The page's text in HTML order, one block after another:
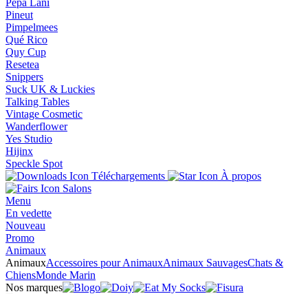
Pineut
Pimpelmees
Qué Rico
Quy Cup
Resetea
Snippers
Suck UK & Luckies
Talking Tables
Vintage Cosmetic
Wanderflower
Yes Studio
Hijinx
Speckle Spot
Téléchargements
À propos
Salons
Menu
En vedette
Nouveau
Promo
Animaux
AnimauxAccessoires pour AnimauxAnimaux SauvagesChats &
ChiensMonde Marin
Nos marques